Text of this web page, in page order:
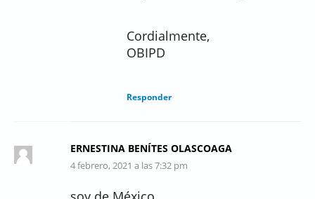
Cordialmente,
OBIPD
Responder
ERNESTINA BENÍTES OLASCOAGA
4 febrero, 2021 a las 7:32 pm